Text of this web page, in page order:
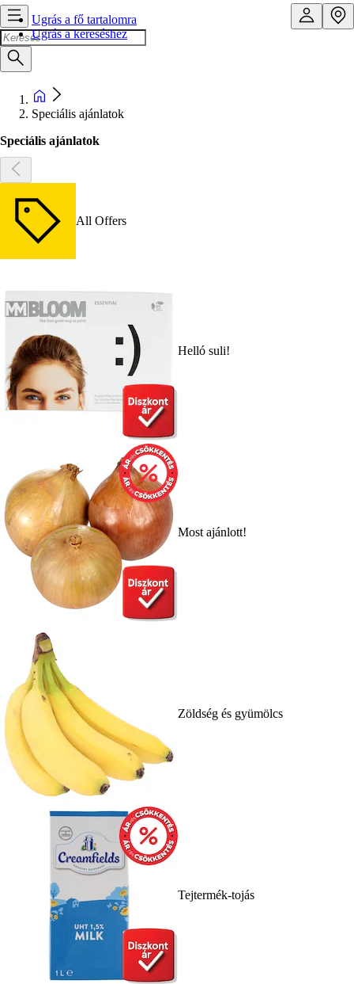
Ugrás a fő tartalomra
Ugrás a kereséshez
Speciális ajánlatok
Speciális ajánlatok
All Offers
Helló suli!
Most ajánlott!
Zöldség és gyümölcs
Tejtermék-tojás